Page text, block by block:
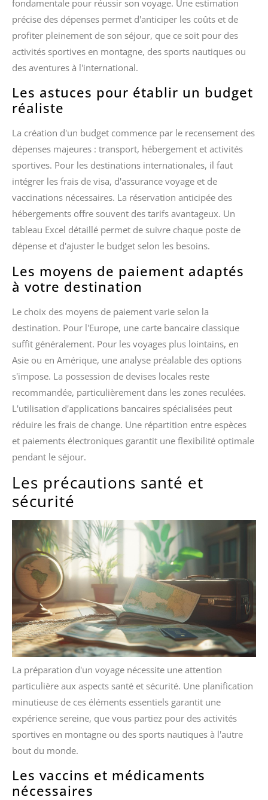
fondamentale pour réussir son voyage. Une estimation
précise des dépenses permet d'anticiper les coûts et de
profiter pleinement de son séjour, que ce soit pour des
activités sportives en montagne, des sports nautiques ou
des aventures à l'international.
Les astuces pour établir un budget
réaliste
La création d'un budget commence par le recensement des
dépenses majeures : transport, hébergement et activités
sportives. Pour les destinations internationales, il faut
intégrer les frais de visa, d'assurance voyage et de
vaccinations nécessaires. La réservation anticipée des
hébergements offre souvent des tarifs avantageux. Un
tableau Excel détaillé permet de suivre chaque poste de
dépense et d'ajuster le budget selon les besoins.
Les moyens de paiement adaptés
à votre destination
Le choix des moyens de paiement varie selon la
destination. Pour l'Europe, une carte bancaire classique
suffit généralement. Pour les voyages plus lointains, en
Asie ou en Amérique, une analyse préalable des options
s'impose. La possession de devises locales reste
recommandée, particulièrement dans les zones reculées.
L'utilisation d'applications bancaires spécialisées peut
réduire les frais de change. Une répartition entre espèces
et paiements électroniques garantit une flexibilité optimale
pendant le séjour.
Les précautions santé et
sécurité
La préparation d'un voyage nécessite une attention
particulière aux aspects santé et sécurité. Une planification
minutieuse de ces éléments essentiels garantit une
expérience sereine, que vous partiez pour des activités
sportives en montagne ou des sports nautiques à l'autre
bout du monde.
Les vaccins et médicaments
nécessaires